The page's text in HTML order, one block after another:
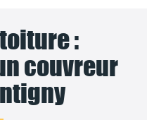
:
couvreur